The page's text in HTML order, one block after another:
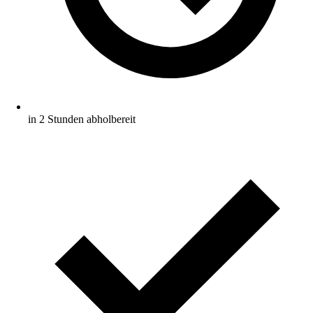
in 2 Stunden abholbereit